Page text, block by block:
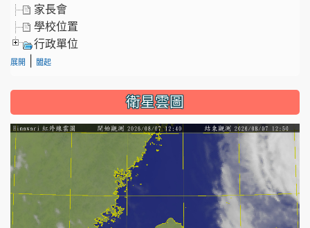
家長會
學校位置
行政單位
展開 闔起
衛星雲圖